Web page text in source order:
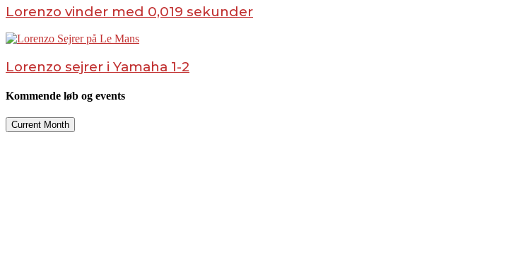
Lorenzo vinder med 0,019 sekunder
Lorenzo sejrer i Yamaha 1-2
Kommende løb og events
Current Month